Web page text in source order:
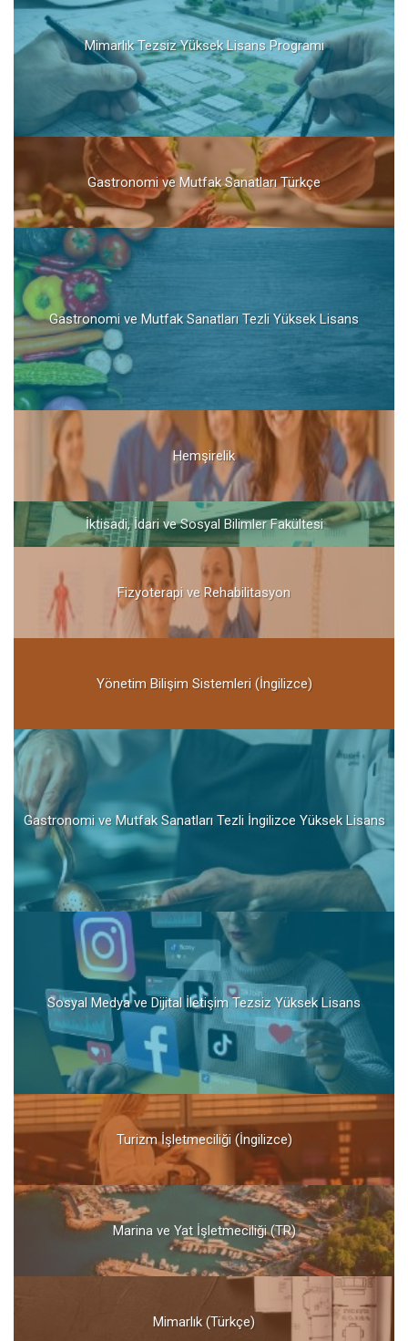
Mimarlık Tezsiz Yüksek Lisans Programı
Gastronomi ve Mutfak Sanatları Türkçe
Gastronomi ve Mutfak Sanatları Tezli Yüksek Lisans
Hemşirelik
İktisadi, İdari ve Sosyal Bilimler Fakültesi
Fizyoterapi ve Rehabilitasyon
Yönetim Bilişim Sistemleri (İngilizce)
Gastronomi ve Mutfak Sanatları Tezli İngilizce Yüksek Lisans
Sosyal Medya ve Dijital İletişim Tezsiz Yüksek Lisans
Turizm İşletmeciliği (İngilizce)
Marina ve Yat İşletmeciliği (TR)
Mimarlık (Türkçe)